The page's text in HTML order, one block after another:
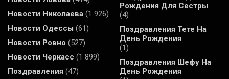
Новости Николаева (1 926)
Новости Одессы (61)
Новости Ровно (527)
Новости Черкасс (1 899)
Поздравления (47)
Рождения Для Сестры
(4)
Поздравления Тете На
День Рождения
(1)
Поздравления Шефу На
День Рождения